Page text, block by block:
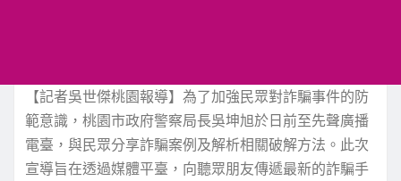
【記者吳世傑桃園報導】為了加強民眾對詐騙事件的防
範意識，桃園市政府警察局長吳坤旭於日前至先聲廣播
電臺，與民眾分享詐騙案例及解析相關破解方法。此次
宣導旨在透過媒體平臺，向聽眾朋友傳遞最新的詐騙手